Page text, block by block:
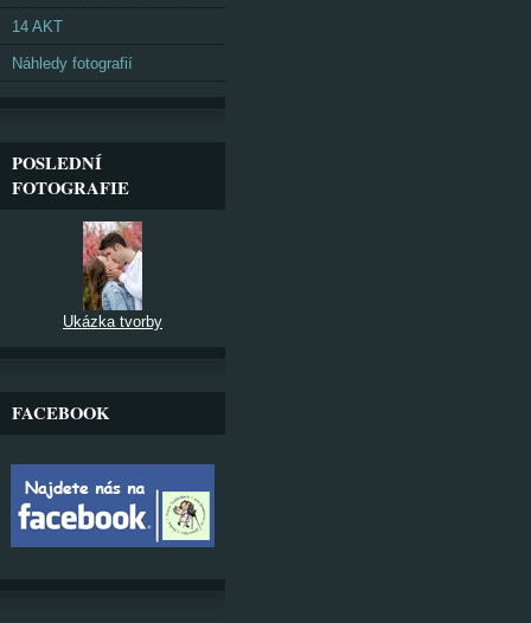
14 AKT
Náhledy fotografií
POSLEDNÍ
FOTOGRAFIE
Ukázka tvorby
FACEBOOK